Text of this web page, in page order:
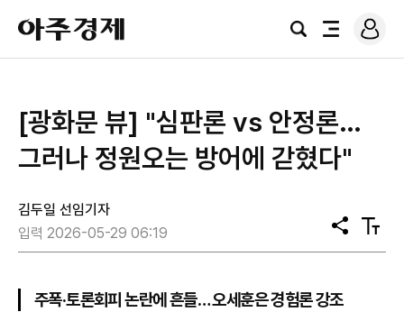
아
주
경
검
전
로
그
[광화문 뷰] "심판론 vs 안정론…
그러나 정원오는 방어에 갇혔다"
김두일 선임기자
입력 2026-05-29 06:19
공
유
텍
스
주폭·토론회피 논란에 흔들… 오세훈은 경험론 강조